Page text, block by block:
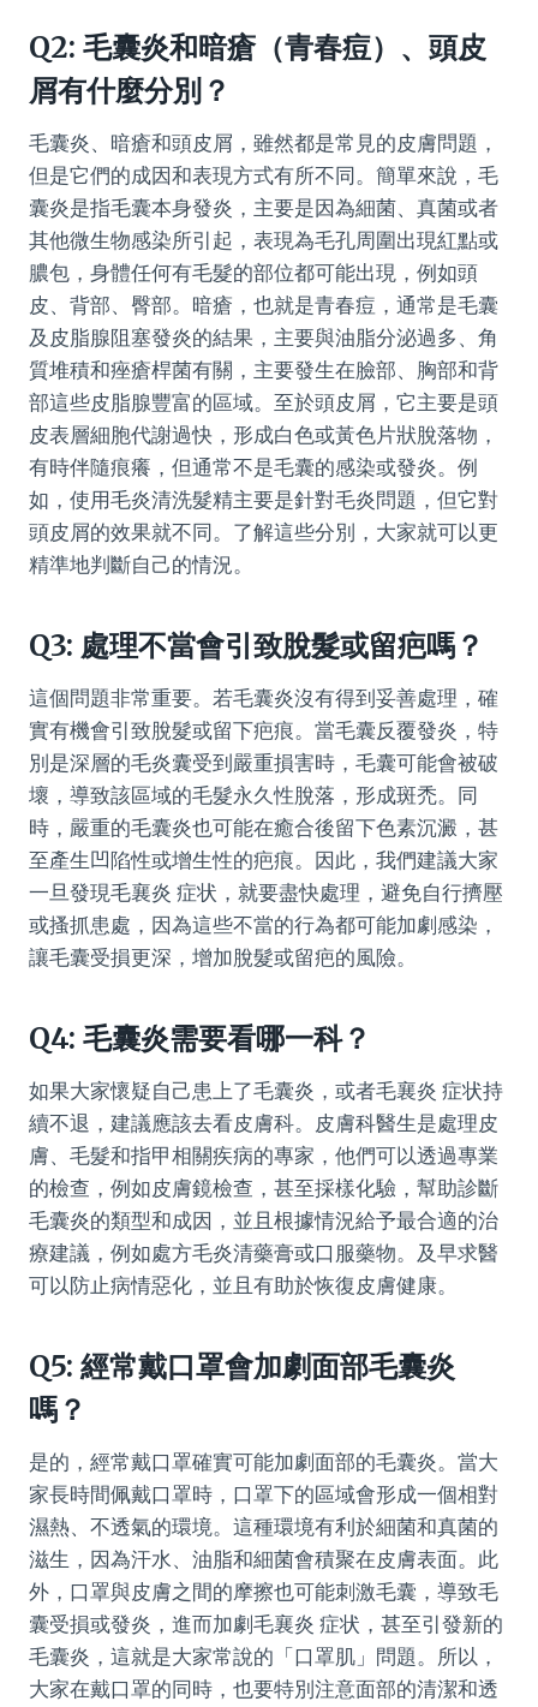
Q2: 毛囊炎和暗瘡（青春痘）、頭皮
屑有什麼分別？
毛囊炎、暗瘡和頭皮屑，雖然都是常見的皮膚問題，
但是它們的成因和表現方式有所不同。簡單來說，毛
囊炎是指毛囊本身發炎，主要是因為細菌、真菌或者
其他微生物感染所引起，表現為毛孔周圍出現紅點或
膿包，身體任何有毛髮的部位都可能出現，例如頭
皮、背部、臀部。暗瘡，也就是青春痘，通常是毛囊
及皮脂腺阻塞發炎的結果，主要與油脂分泌過多、角
質堆積和痤瘡桿菌有關，主要發生在臉部、胸部和背
部這些皮脂腺豐富的區域。至於頭皮屑，它主要是頭
皮表層細胞代謝過快，形成白色或黃色片狀脫落物，
有時伴隨痕癢，但通常不是毛囊的感染或發炎。例
如，使用毛炎清洗髮精主要是針對毛炎問題，但它對
頭皮屑的效果就不同。了解這些分別，大家就可以更
精準地判斷自己的情況。
Q3: 處理不當會引致脫髮或留疤嗎？
這個問題非常重要。若毛囊炎沒有得到妥善處理，確
實有機會引致脫髮或留下疤痕。當毛囊反覆發炎，特
別是深層的毛炎囊受到嚴重損害時，毛囊可能會被破
壞，導致該區域的毛髮永久性脫落，形成斑禿。同
時，嚴重的毛囊炎也可能在癒合後留下色素沉澱，甚
至產生凹陷性或增生性的疤痕。因此，我們建議大家
一旦發現毛襄炎 症状，就要盡快處理，避免自行擠壓
或搔抓患處，因為這些不當的行為都可能加劇感染，
讓毛囊受損更深，增加脫髮或留疤的風險。
Q4: 毛囊炎需要看哪一科？
如果大家懷疑自己患上了毛囊炎，或者毛襄炎 症状持
續不退，建議應該去看皮膚科。皮膚科醫生是處理皮
膚、毛髮和指甲相關疾病的專家，他們可以透過專業
的檢查，例如皮膚鏡檢查，甚至採樣化驗，幫助診斷
毛囊炎的類型和成因，並且根據情況給予最合適的治
療建議，例如處方毛炎清藥膏或口服藥物。及早求醫
可以防止病情惡化，並且有助於恢復皮膚健康。
Q5: 經常戴口罩會加劇面部毛囊炎
嗎？
是的，經常戴口罩確實可能加劇面部的毛囊炎。當大
家長時間佩戴口罩時，口罩下的區域會形成一個相對
濕熱、不透氣的環境。這種環境有利於細菌和真菌的
滋生，因為汗水、油脂和細菌會積聚在皮膚表面。此
外，口罩與皮膚之間的摩擦也可能刺激毛囊，導致毛
囊受損或發炎，進而加劇毛襄炎 症状，甚至引發新的
毛囊炎，這就是大家常說的「口罩肌」問題。所以，
大家在戴口罩的同時，也要特別注意面部的清潔和透